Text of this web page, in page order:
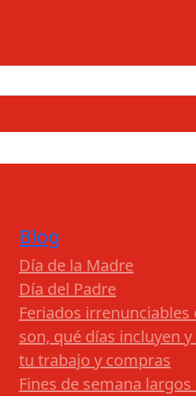
Blog
Día de la Madre
Día del Padre
Feriados irrenunciables
son, qué días incluyen
tu trabajo y compras
Fines de semana largos